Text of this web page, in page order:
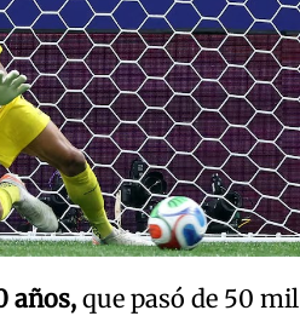
años, que pasó de 50 mil